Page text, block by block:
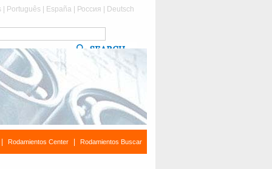
Português España Россия Deutsch
Rodamientos Center Rodamientos Buscar